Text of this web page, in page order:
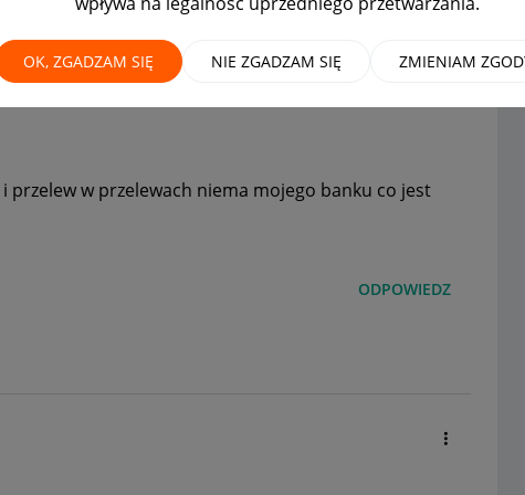
OK, ZGADZAM SIĘ NIE ZGADZAM SIĘ ZMIENIAM
MAMY ROZWIĄZANIE!
w przelewach niema mojego banku co jest
ODPOWIEDZ